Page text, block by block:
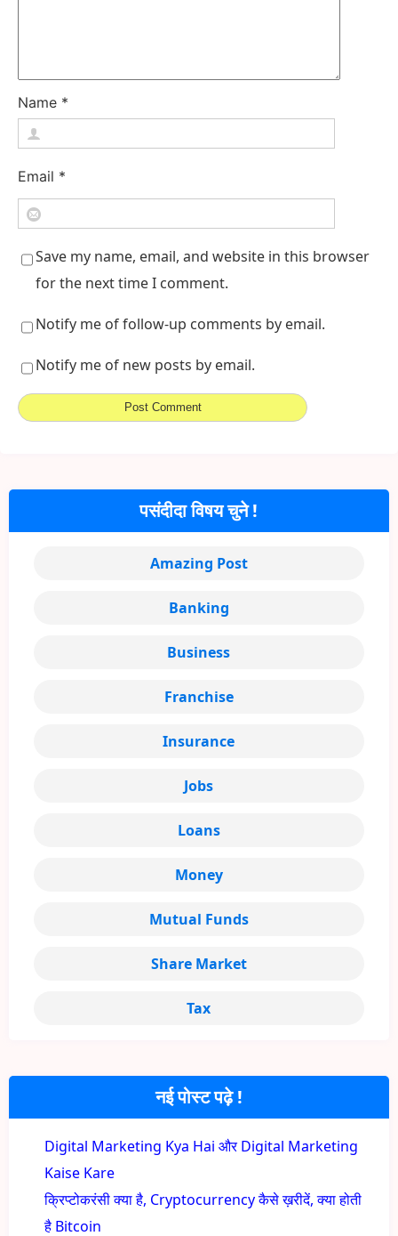
Name *
Email *
Save my name, email, and website in this browser
for the next time I comment.
Notify me of follow-up comments by email.
Notify me of new posts by email.
नई पोस्ट पढ़े !
Digital Marketing Kya Hai और Digital Marketing
Kaise Kare
क्रिप्टोकरंसी क्या है, Cryptocurrency कैसे ख़रीदें, क्या होती
है Bitcoin
पसंदीदा विषय चुने !
Amazing Post
Banking
Business
Franchise
Insurance
Jobs
Loans
Money
Mutual Funds
Share Market
Tax